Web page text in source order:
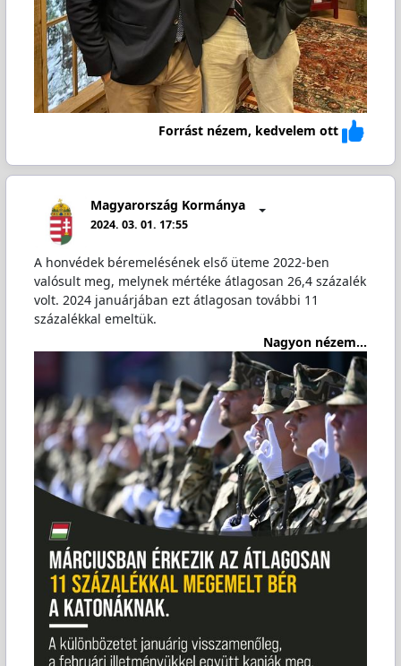
Forrást nézem, kedvelem ott
Magyarország Kormánya
2024. 03. 01. 17:55
A honvédek béremelésének első üteme 2022-ben
valósult meg, melynek mértéke átlagosan 26,4 százalék
volt. 2024 januárjában ezt átlagosan további 11
százalékkal emeltük.
Nagyon nézem...